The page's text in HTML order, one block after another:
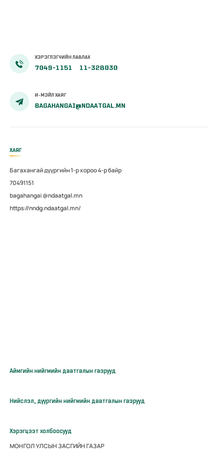
ХЭРЭГЛЭГЧИЙН ЛАВЛАХ
7049-1151 11-328030
И-МЭЙЛ ХАЯГ
BAGAHANGAI@NDAATGAL.MN
ХАЯГ
Багахангай дүүргийн 1-р хороо 4-р байр
70491151
bagahangai @ndaatgal.mn
https://nndg.ndaatgal.mn/
Аймгийн нийгмийн даатгалын газрууд
Нийслэл, дүүргийн нийгмийн даатгалын газрууд
Хэрэгцээт холбоосууд
МОНГОЛ УЛСЫН ЗАСГИЙН ГАЗАР